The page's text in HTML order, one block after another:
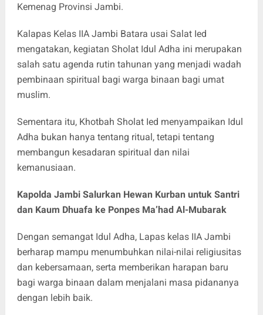
Kemenag Provinsi Jambi.
Kalapas Kelas IIA Jambi Batara usai Salat Ied
mengatakan, kegiatan Sholat Idul Adha ini merupakan
salah satu agenda rutin tahunan yang menjadi wadah
pembinaan spiritual bagi warga binaan bagi umat
muslim.
Sementara itu, Khotbah Sholat Ied menyampaikan Idul
Adha bukan hanya tentang ritual, tetapi tentang
membangun kesadaran spiritual dan nilai
kemanusiaan.
Kapolda Jambi Salurkan Hewan Kurban untuk Santri
dan Kaum Dhuafa ke Ponpes Ma’had Al-Mubarak
Dengan semangat Idul Adha, Lapas kelas IIA Jambi
berharap mampu menumbuhkan nilai-nilai religiusitas
dan kebersamaan, serta memberikan harapan baru
bagi warga binaan dalam menjalani masa pidananya
dengan lebih baik.